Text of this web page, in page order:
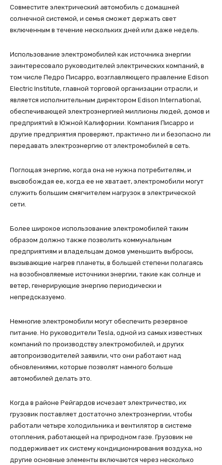
Совместите электрический автомобиль с домашней
солнечной системой, и семья сможет держать свет
включенным в течение нескольких дней или даже недель.
Использование электромобилей как источника энергии
заинтересовало руководителей электрических компаний, в
том числе Педро Писарро, возглавляющего правление Edison
Electric Institute, главной торговой организации отрасли, и
является исполнительным директором Edison International,
обеспечивающей электроэнергией миллионы людей, домов и
предприятий в Южной Калифорнии. Компания Писарро и
другие предприятия проверяют, практично ли и безопасно ли
передавать электроэнергию от электромобилей в сеть.
Поглощая энергию, когда она не нужна потребителям, и
высвобождая ее, когда ее не хватает, электромобили могут
служить большим смягчителем нагрузок в электрической
сети.
Более широкое использование электромобилей таким
образом должно также позволить коммунальным
предприятиям и владельцам домов уменьшить выбросы,
вызывающие нагрев планеты, в большей степени полагаясь
на возобновляемые источники энергии, такие как солнце и
ветер, генерирующие энергию периодически и
непредсказуемо.
Немногие электромобили могут обеспечить резервное
питание. Но руководители Tesla, одной из самых известных
компаний по производству электромобилей, и других
автопроизводителей заявили, что они работают над
обновлениями, которые позволят намного больше
автомобилей делать это.
Когда в районе Рейгардов исчезает электричество, их
грузовик поставляет достаточно электроэнергии, чтобы
работали четыре холодильника и вентилятор в системе
отопления, работающей на природном газе. Грузовик не
поддерживает их систему кондиционирования воздуха, но
другие основные элементы включаются через несколько